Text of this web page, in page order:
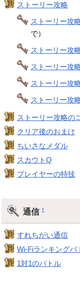
ストーリー攻略
ストーリー攻
で）
ストーリー攻
ストーリー攻
ストーリー攻
ストーリー攻
ストーリー攻略の
クリア後のおまけ
ちいさなメダル
スカウトQ
プレイヤーの特技
通信†
すれちがい通信
Wi-Fiランキングバ
1対1のバトル